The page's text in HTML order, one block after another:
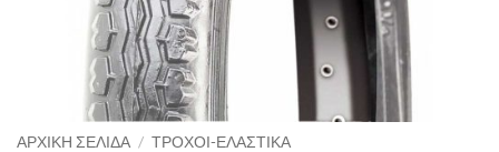
ΑΡΧΙΚΉ ΣΕΛΊΔΑ / ΤΡΟΧΟΙ-ΕΛΑΣΤΙΚΑ